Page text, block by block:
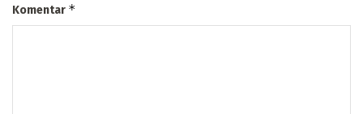
Komentar *